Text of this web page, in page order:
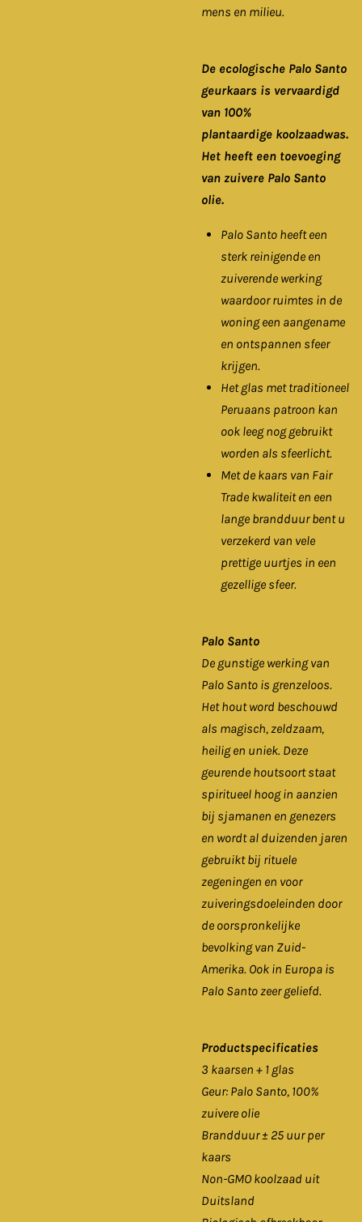
mens en milieu.
De ecologische Palo Santo
geurkaars is vervaardigd
van 100%
plantaardige koolzaadwas.
Het heeft een toevoeging
van zuivere Palo Santo
olie.
Palo Santo heeft een
sterk reinigende en
zuiverende werking
waardoor ruimtes in de
woning een aangename
en ontspannen sfeer
krijgen.
Het glas met traditioneel
Peruaans patroon kan
ook leeg nog gebruikt
worden als sfeerlicht.
Met de kaars van Fair
Trade kwaliteit en een
lange brandduur bent u
verzekerd van vele
prettige uurtjes in een
gezellige sfeer.
Palo Santo
De gunstige werking van
Palo Santo is grenzeloos.
Het hout word beschouwd
als magisch, zeldzaam,
heilig en uniek. Deze
geurende houtsoort staat
spiritueel hoog in aanzien
bij sjamanen en genezers
en wordt al duizenden jaren
gebruikt bij rituele
zegeningen en voor
zuiveringsdoeleinden door
de oorspronkelijke
bevolking van Zuid-
Amerika. Ook in Europa is
Palo Santo zeer geliefd.
Productspecificaties
3 kaarsen + 1 glas
Geur: Palo Santo, 100%
zuivere olie
Brandduur ± 25 uur per
kaars
Non-GMO koolzaad uit
Duitsland